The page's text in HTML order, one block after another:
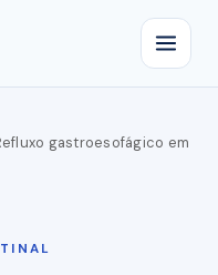
gastroesofágico em